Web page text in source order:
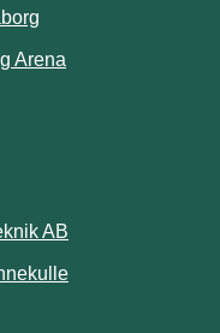
Arena
AB
Länk till annan
till annan webbplats.